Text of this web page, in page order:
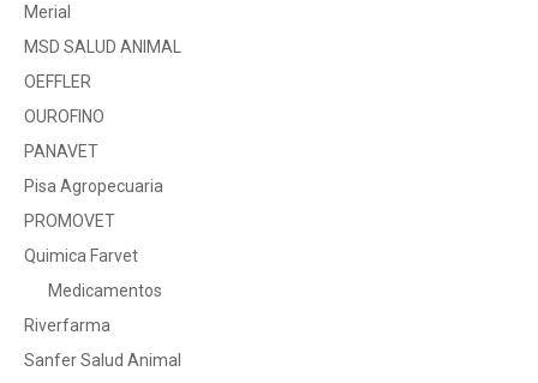
Merial
MSD SALUD ANIMAL
OEFFLER
OUROFINO
PANAVET
Pisa Agropecuaria
PROMOVET
Quimica Farvet
Medicamentos
Riverfarma
Sanfer Salud Animal